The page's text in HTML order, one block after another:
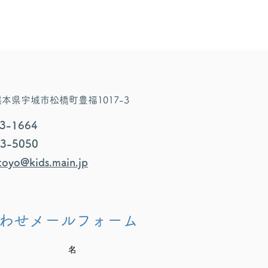
県宇城市松橋町豊福1017-3
1664
5050
せメールフォーム
名